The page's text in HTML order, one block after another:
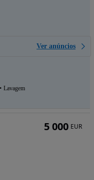
Ver anúncios
Lavagem
5 000 EUR